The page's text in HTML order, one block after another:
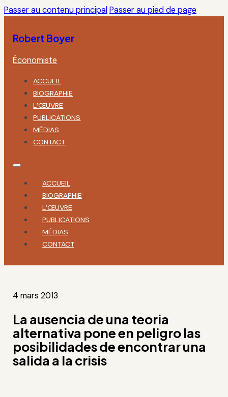
Passer au contenu principal Passer au pied de page
Robert Boyer
Économiste
ACCUEIL
BIOGRAPHIE
L’ŒUVRE
PUBLICATIONS
MÉDIAS
CONTACT
ACCUEIL
BIOGRAPHIE
L’ŒUVRE
PUBLICATIONS
MÉDIAS
CONTACT
4 mars 2013
La ausencia de una teoria
alternativa pone en peligro las
posibilidades de encontrar una
salida a la crisis